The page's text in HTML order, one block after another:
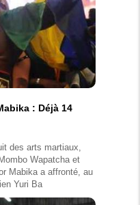
: Déjà 14
des arts martiaux,
Wapatcha et
Mabika a affronté, au
Yuri Ba